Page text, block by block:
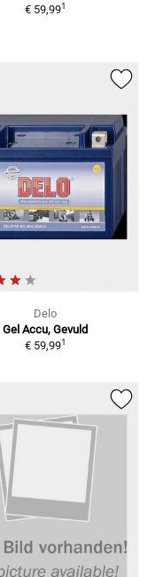
€ 59,991
Delo
Gel Accu, Gevuld
€ 59,991